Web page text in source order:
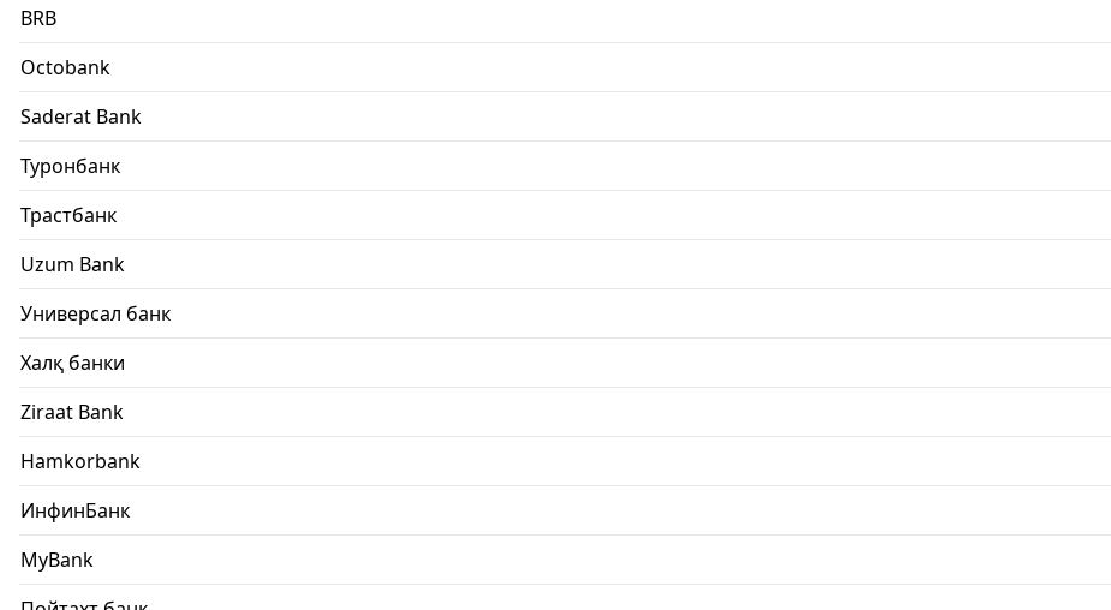
BRB
Octobank
Saderat Bank
Туронбанк
Трастбанк
Uzum Bank
Универсал банк
Халқ банки
Ziraat Bank
Hamkorbank
ИнфинБанк
MyBank